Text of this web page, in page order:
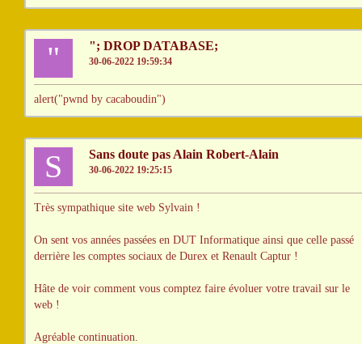
" "; DROP DATABASE;
30-06-2022 19:59:34
alert("pwnd by cacaboudin")
S Sans doute pas Alain Robert-Alain
30-06-2022 19:25:15
Très sympathique site web Sylvain !
On sent vos années passées en DUT Informatique ainsi que celle passé
derrière les comptes sociaux de Durex et Renault Captur !
Hâte de voir comment vous comptez faire évoluer votre travail sur le
web !
Agréable continuation.